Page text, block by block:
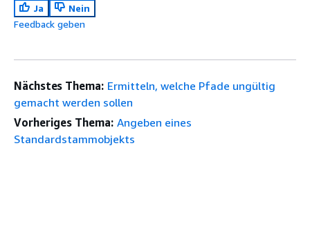
Ja
Nein
Feedback geben
Nächstes Thema: Ermitteln, welche Pfade ungültig
gemacht werden sollen
Vorheriges Thema: Angeben eines
Standardstammobjekts